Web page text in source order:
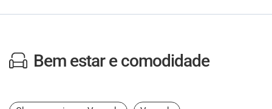
Bem estar e comodidade